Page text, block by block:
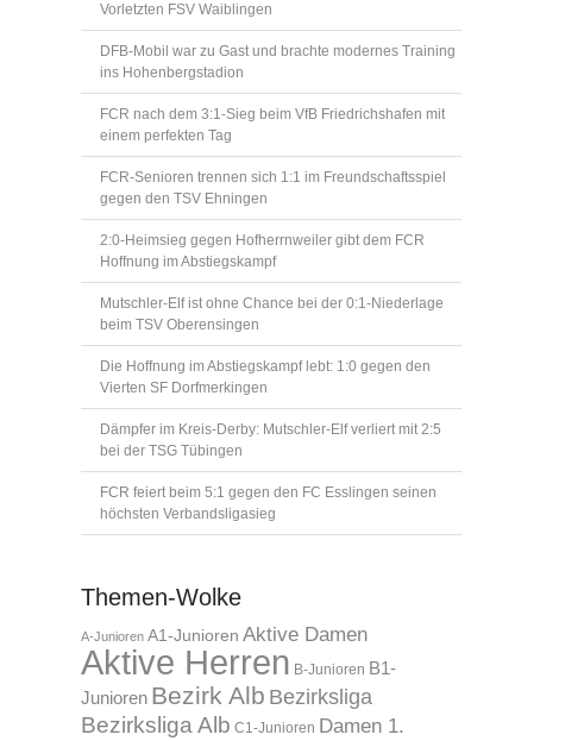
Vorletzten FSV Waiblingen
DFB-Mobil war zu Gast und brachte modernes Training
ins Hohenbergstadion
FCR nach dem 3:1-Sieg beim VfB Friedrichshafen mit
einem perfekten Tag
FCR-Senioren trennen sich 1:1 im Freundschaftsspiel
gegen den TSV Ehningen
2:0-Heimsieg gegen Hofherrnweiler gibt dem FCR
Hoffnung im Abstiegskampf
Mutschler-Elf ist ohne Chance bei der 0:1-Niederlage
beim TSV Oberensingen
Die Hoffnung im Abstiegskampf lebt: 1:0 gegen den
Vierten SF Dorfmerkingen
Dämpfer im Kreis-Derby: Mutschler-Elf verliert mit 2:5
bei der TSG Tübingen
FCR feiert beim 5:1 gegen den FC Esslingen seinen
höchsten Verbandsligasieg
Themen-Wolke
A-Junioren A1-Junioren Aktive Damen
Aktive Herren B-Junioren B1-
Junioren Bezirk Alb Bezirksliga
Bezirksliga Alb C1-Junioren Damen 1.